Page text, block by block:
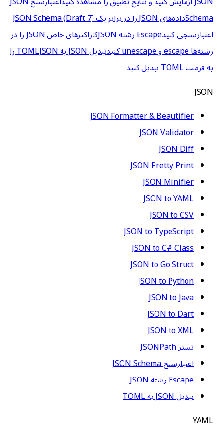
Schema
داده‌های JSON را در برابر یک JSON Schema (Draft 7)
اعتبارسنجی کنیدEscape رشته JSON
کاراکترهای خاص JSON را در
رشته‌ها escape و unescape کنید
تبدیل JSON به TOML
JSON را
به فرمت TOML تبدیل کنید
JSON
JSON Formatter & Beautifier
JSON Validator
JSON Diff
JSON Pretty Print
JSON Minifier
JSON to YAML
JSON to CSV
JSON to TypeScript
JSON to C# Class
JSON to Go Struct
JSON to Python
JSON to Java
JSON to Dart
JSON to XML
تستر JSONPath
اعتبارسنج JSON Schema
Escape رشته JSON
تبدیل JSON به TOML
YAML